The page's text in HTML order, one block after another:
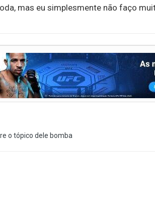
mas eu simplesmente não faço
o tópico dele bomba